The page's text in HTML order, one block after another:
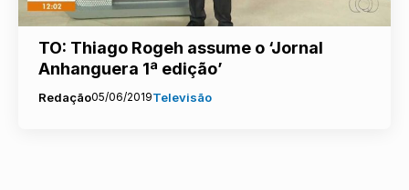
TO: Thiago Rogeh assume o ‘Jornal
Anhanguera 1ª edição’
Redação05/06/2019Televisão